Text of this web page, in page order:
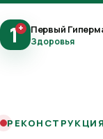
1+ Первый
Здоровья